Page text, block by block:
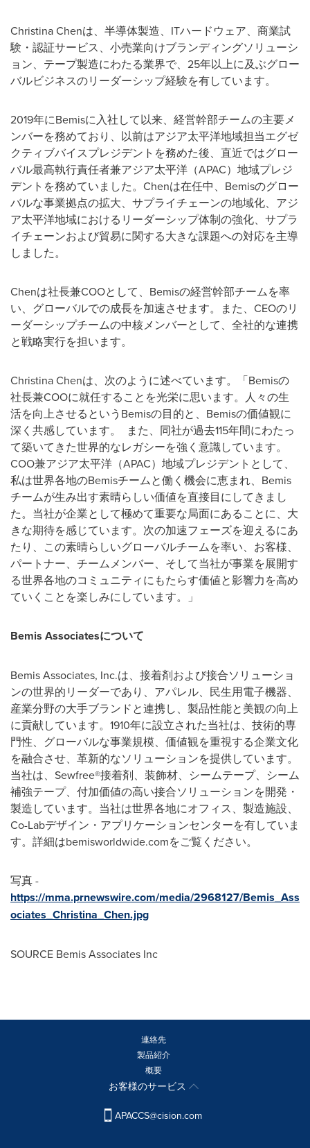
Christina Chenは、半導体製造、ITハードウェア、商業試
験・認証サービス、小売業向けブランディングソリューシ
ョン、テープ製造にわたる業界で、25年以上に及ぶグロー
バルビジネスのリーダーシップ経験を有しています。
2019年にBemisに入社して以来、経営幹部チームの主要メ
ンバーを務めており、以前はアジア太平洋地域担当エグゼ
クティブバイスプレジデントを務めた後、直近ではグロー
バル最高執行責任者兼アジア太平洋（APAC）地域プレジ
デントを務めていました。Chenは在任中、Bemisのグロー
バルな事業拠点の拡大、サプライチェーンの地域化、アジ
ア太平洋地域におけるリーダーシップ体制の強化、サプラ
イチェーンおよび貿易に関する大きな課題への対応を主導
しました。
Chenは社長兼COOとして、Bemisの経営幹部チームを率
い、グローバルでの成長を加速させます。また、CEOのリ
ーダーシップチームの中核メンバーとして、全社的な連携
と戦略実行を担います。
Christina Chenは、次のように述べています。「Bemisの
社長兼COOに就任することを光栄に思います。人々の生
活を向上させるというBemisの目的と、Bemisの価値観に
深く共感しています。 また、同社が過去115年間にわたっ
て築いてきた世界的なレガシーを強く意識しています。
COO兼アジア太平洋（APAC）地域プレジデントとして、
私は世界各地のBemisチームと働く機会に恵まれ、Bemis
チームが生み出す素晴らしい価値を直接目にしてきまし
た。当社が企業として極めて重要な局面にあることに、大
きな期待を感じています。次の加速フェーズを迎えるにあ
たり、この素晴らしいグローバルチームを率い、お客様、
パートナー、チームメンバー、そして当社が事業を展開す
る世界各地のコミュニティにもたらす価値と影響力を高め
ていくことを楽しみにしています。」
Bemis Associatesについて
Bemis Associates, Inc.は、接着剤および接合ソリューショ
ンの世界的リーダーであり、アパレル、民生用電子機器、
産業分野の大手ブランドと連携し、製品性能と美観の向上
に貢献しています。1910年に設立された当社は、技術的専
門性、グローバルな事業規模、価値観を重視する企業文化
を融合させ、革新的なソリューションを提供しています。
当社は、Sewfree®接着剤、装飾材、シームテープ、シーム
補強テープ、付加価値の高い接合ソリューションを開発・
製造しています。当社は世界各地にオフィス、製造施設、
Co-Labデザイン・アプリケーションセンターを有していま
す。詳細はbemisworldwide.comをご覧ください。
写真 -
https://mma.prnewswire.com/media/2968127/Bemis_Ass
ociates_Christina_Chen.jpg
SOURCE Bemis Associates Inc
連絡先
製品紹介
概要
お客様のサービス
APACCS@cision.com